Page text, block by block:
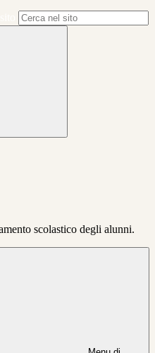
scolastico degli alunni.